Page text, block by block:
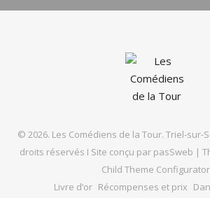
© 2026. Les Comédiens de la Tour. Triel-sur-
droits réservés I Site conçu par pasSweb |
Child Theme Configurator
Livre d’or Récompenses et prix